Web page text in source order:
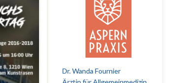
Dr. Wanda Fournier